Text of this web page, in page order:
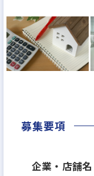
募集要項
企業・店舗名